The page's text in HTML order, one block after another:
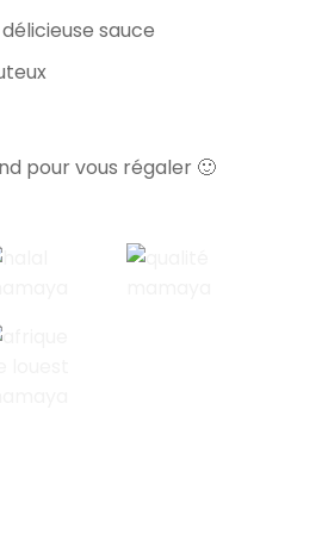
sauce
pour vous régaler 🙂
Mama'Ya